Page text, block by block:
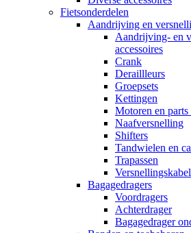
Fietsonderdelen
Aandrijving en
Aandrijving- en
accessoires
Crank
Deraillleurs
Groepsets
Kettingen
Motoren en
Naafversnelling
Shifters
Tandwielen en
Trapassen
Bagagedragers
Voordragers
Achterdrager
Bagagedrager